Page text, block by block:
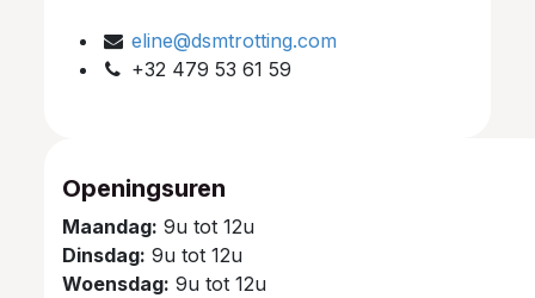
eline@dsmtrotting.com
+32 479 53 61 59
Openingsuren
Maandag: 9u tot 12u
Dinsdag: 9u tot 12u
Woensdag: 9u tot 12u